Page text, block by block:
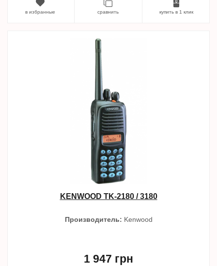
в избранные сравнить купить в 1 клик
KENWOOD TK-2180 / 3180
Производитель: Kenwood
1 947 грн